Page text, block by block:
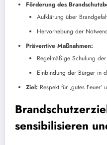
Förderung des
Aufklärung über
Hervorhebung der
Präventive Maßnahmen:
Regelmäßige Schulung
Einbindung der Bürger in
Ziel: Respekt für ‚gutes
sensibilisieren